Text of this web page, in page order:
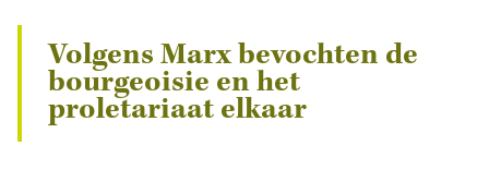
Volgens Marx bevochten de
bourgeoisie en het
proletariaat elkaar